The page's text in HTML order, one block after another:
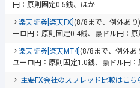
円：原則固定0.5銭、ほか
楽天証券[楽天FX] (8/8まで、例外あ
ーロ円：原則固定0.4銭、豪ドル円：
楽天証券[楽天MT4] (8/8まで、例外あ
ユーロ円：原則固定1.0銭、豪ドル円
主要FX会社のスプレッド比較はこち